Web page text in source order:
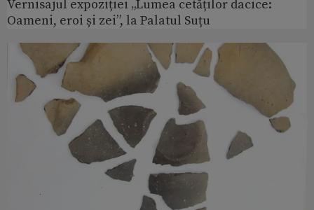
Vernisajul expoziției „Lumea cetăților dacice:
Oameni, eroi și zei”, la Palatul Suțu